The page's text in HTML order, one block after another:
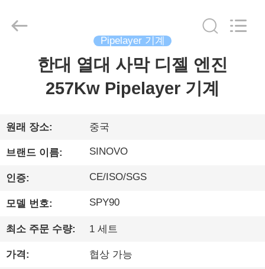
품
VR
우
리
2026
Pipelayer 기계
한대 열대 사막 디젤 엔진
257Kw Pipelayer 기계
원래 장소: 중국
브랜드 이름: SINOVO
인증: CE/ISO/SGS
모델 번호: SPY90
최소 주문 수량: 1 세트
가격: 협상 가능